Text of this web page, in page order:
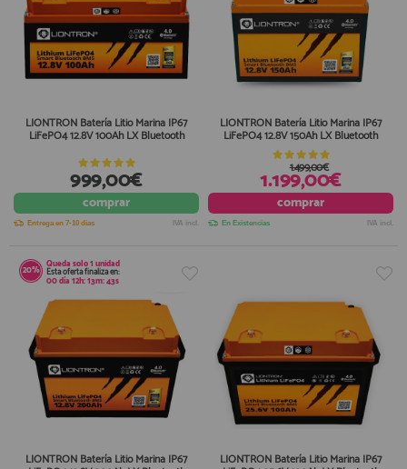
LIONTRON Batería Litio Marina IP67
LiFePO4 12.8V 100Ah LX Bluetooth
999,00€
comprar
Entrega en 7-10 días IVA incl.
LIONTRON Batería Litio Marina IP67
LiFePO4 12.8V 150Ah LX Bluetooth
1.199,00€
1.499,00€
comprar
En Existencias IVA incl.
20% Queda solo1 unidad
Esta oferta finaliza en:
00día 12h:13m:42s
LIONTRON Batería Litio Marina IP67 LIONTRON Batería Litio Marina IP67